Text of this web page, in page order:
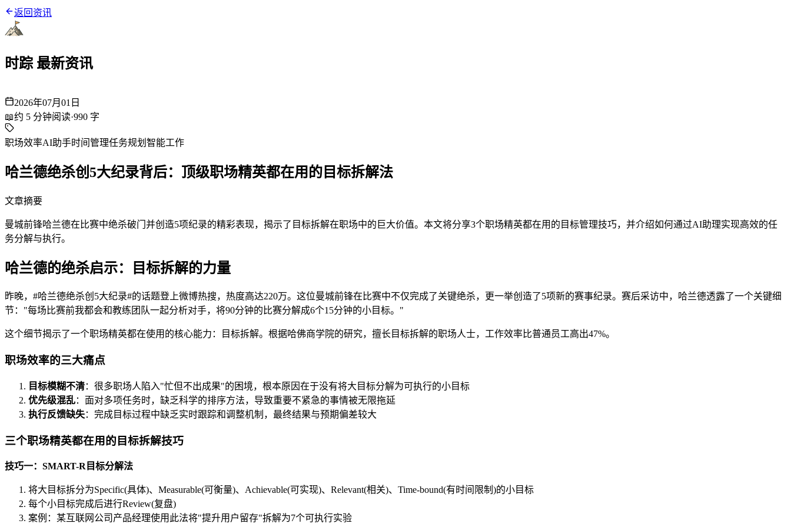
返回资讯
时踪 最新资讯
2026年07月01日
📖约 5 分钟阅读·990 字
职场效率AI助手时间管理任务规划 智能工作
哈兰德绝杀创5大纪录背后：顶级职场精英都在用的目标拆解法
文章摘要
曼城前锋哈兰德在比赛中绝杀破门并创造5项纪录的精彩表现，揭示了目标拆解在职场中的巨大价值。本文将分享3个职场精英都在用的目标管理技巧，并介绍如何通过AI助理实现高效的任
务分解与执行。
哈兰德的绝杀启示：目标拆解的力量
昨晚，#哈兰德绝杀创5大纪录#的话题登上微博热搜，热度高达220万。这位曼城前锋在比赛中不仅完成了关键绝杀，更一举创造了5项新的赛事纪录。赛后采访中，哈兰德透露了一个关键细
节："每场比赛前我都会和教练团队一起分析对手，将90分钟的比赛分解成6个15分钟的小目标。"
这个细节揭示了一个职场精英都在使用的核心能力：目标拆解。根据哈佛商学院的研究，擅长目标拆解的职场人士，工作效率比普通员工高出47%。
职场效率的三大痛点
目标模糊不清：很多职场人陷入"忙但不出成果"的困境，根本原因在于没有将大目标分解为可执行的小目标
优先级混乱：面对多项任务时，缺乏科学的排序方法，导致重要不紧急的事情被无限拖延
执行反馈缺失：完成目标过程中缺乏实时跟踪和调整机制，最终结果与预期偏差较大
三个职场精英都在用的目标拆解技巧
技巧一：SMART-R目标分解法
将大目标拆分为Specific(具体)、Measurable(可衡量)、Achievable(可实现)、Relevant(相关)、Time-bound(有时间限制)的小目标
每个小目标完成后进行Review(复盘)
案例：某互联网公司产品经理使用此法将"提升用户留存"拆解为7个可执行实验